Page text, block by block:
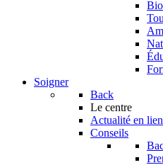
Soigner
Back
Le centre
Actualité en lien
Conseils